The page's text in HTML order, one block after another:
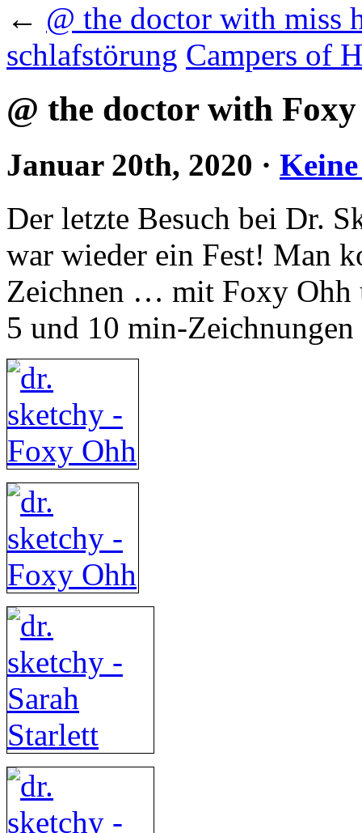
← @ the doctor with miss
schlafstörung Campers of
@ the doctor with
Januar 20th, 2020 ·
Der letzte Besuch bei Dr.
war wieder ein Fest! Man
Zeichnen … mit Foxy Ohh
5 und 10 min-Zeichnungen